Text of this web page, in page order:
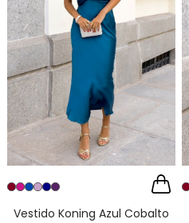
Vestido Koning Azul Cobalto